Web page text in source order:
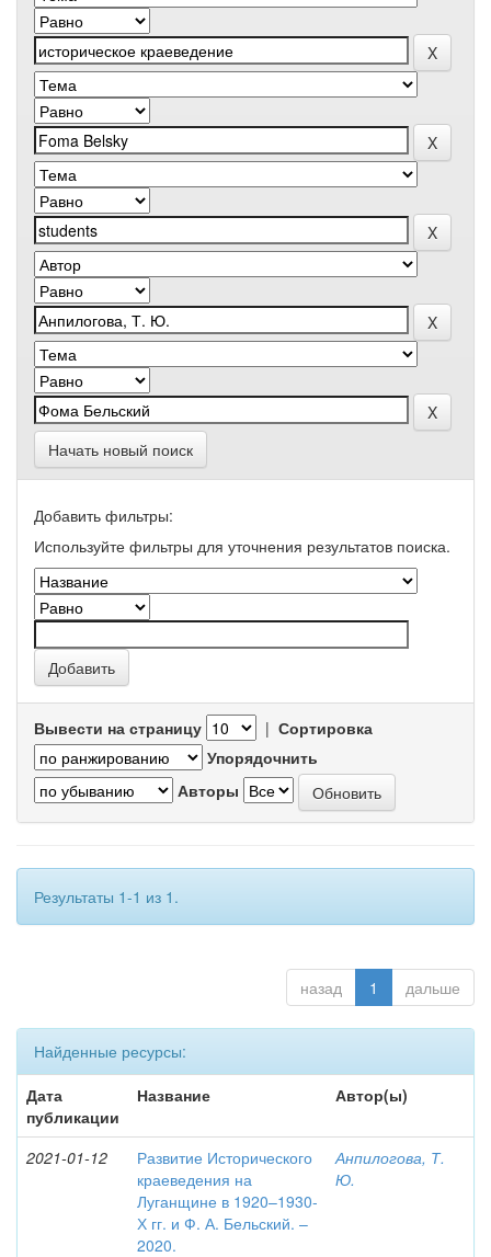
Начать новый поиск
Добавить фильтры:
Используйте фильтры для уточнения результатов поиска.
Вывести на страницу | Сортировка
Упорядочнить
Авторы
Результаты 1-1 из 1.
назад 1 дальше
Найденные ресурсы:
Дата
публикации
Название Автор(ы)
2021-01-12
Развитие Исторического
краеведения на
Луганщине в 1920–1930-
Х гг. и Ф. А. Бельский. –
2020.
Анпилогова, Т.
Ю.